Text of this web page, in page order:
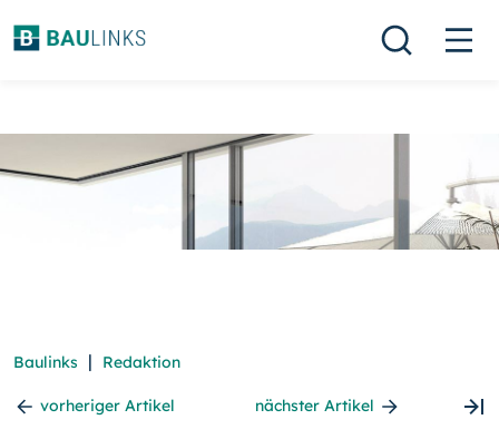
Baulinks | Redaktion
vorheriger Artikel nächster Artikel